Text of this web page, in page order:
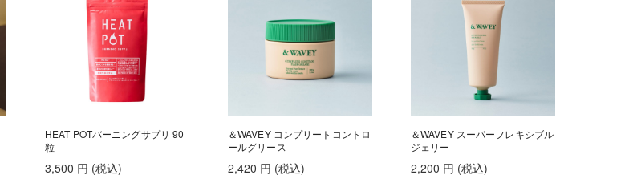
HEAT POTバーニングサプリ 90
粒
3,500 円 (税込)
＆WAVEY コンプリートコントロ
ールグリース
2,420 円 (税込)
＆WAVEY スーパーフレキシブル
ジェリー
2,200 円 (税込)